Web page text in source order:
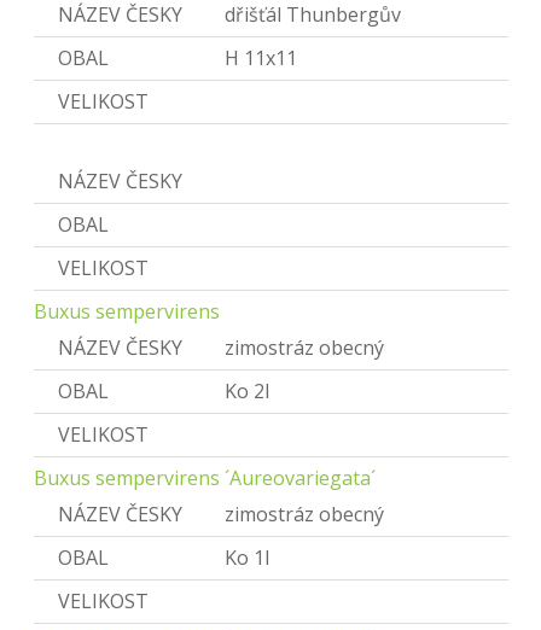
NÁZEV ČESKY
dřišťál Thunbergův
OBAL
H 11x11
VELIKOST
NÁZEV ČESKY
OBAL
VELIKOST
Buxus sempervirens
NÁZEV ČESKY
zimostráz obecný
OBAL
Ko 2l
VELIKOST
Buxus sempervirens ´Aureovariegata´
NÁZEV ČESKY
zimostráz obecný
OBAL
Ko 1l
VELIKOST